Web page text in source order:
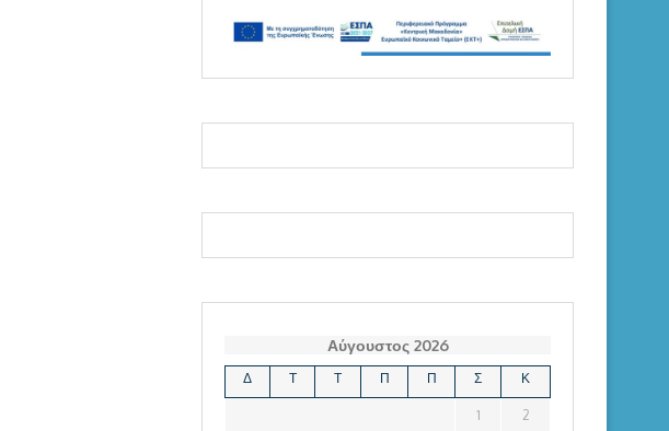
Αύγουστος 2026
Δ Τ Τ Π Π Σ Κ
1 2